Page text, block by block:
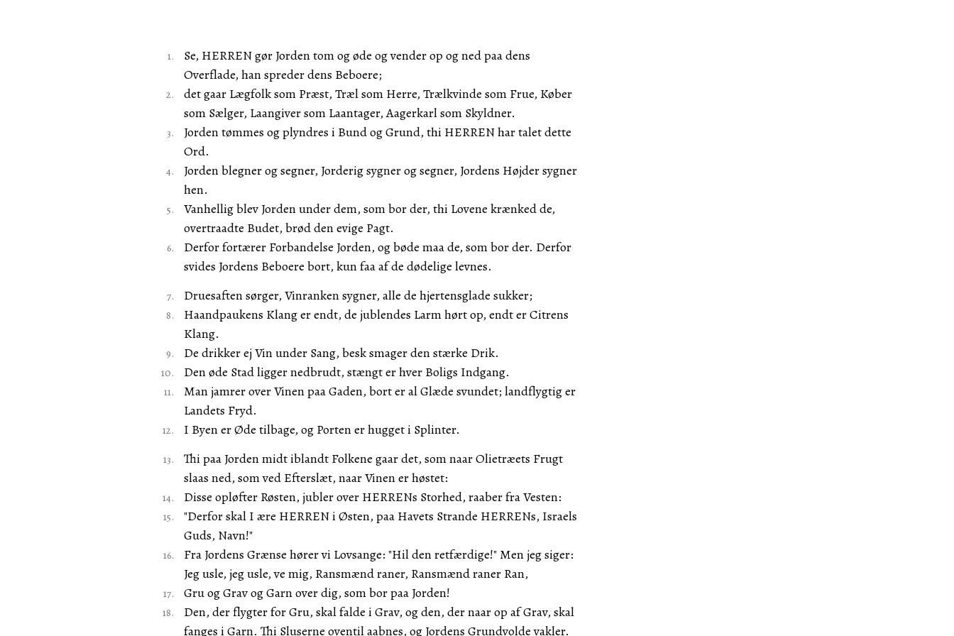
Se, HERREN gør Jorden tom og øde og vender op og ned paa dens
Overflade, han spreder dens Beboere;
det gaar Lægfolk som Præst, Træl som Herre, Trælkvinde som Frue, Køber
som Sælger, Laangiver som Laantager, Aagerkarl som Skyldner.
Jorden tømmes og plyndres i Bund og Grund, thi HERREN har talet dette
Ord.
Jorden blegner og segner, Jorderig sygner og segner, Jordens Højder sygner
hen.
Vanhellig blev Jorden under dem, som bor der, thi Lovene krænked de,
overtraadte Budet, brød den evige Pagt.
Derfor fortærer Forbandelse Jorden, og bøde maa de, som bor der. Derfor
svides Jordens Beboere bort, kun faa af de dødelige levnes.
Druesaften sørger, Vinranken sygner, alle de hjertensglade sukker;
Haandpaukens Klang er endt, de jublendes Larm hørt op, endt er Citrens
Klang.
De drikker ej Vin under Sang, besk smager den stærke Drik.
Den øde Stad ligger nedbrudt, stængt er hver Boligs Indgang.
Man jamrer over Vinen paa Gaden, bort er al Glæde svundet; landflygtig er
Landets Fryd.
I Byen er Øde tilbage, og Porten er hugget i Splinter.
Thi paa Jorden midt iblandt Folkene gaar det, som naar Olietræets Frugt
slaas ned, som ved Efterslæt, naar Vinen er høstet:
Disse opløfter Røsten, jubler over HERRENs Storhed, raaber fra Vesten:
"Derfor skal I ære HERREN i Østen, paa Havets Strande HERRENs, Israels
Guds, Navn!"
Fra Jordens Grænse hører vi Lovsange: "Hil den retfærdige!" Men jeg siger:
Jeg usle, jeg usle, ve mig, Ransmænd raner, Ransmænd raner Ran,
Gru og Grav og Garn over dig, som bor paa Jorden!
Den, der flygter for Gru, skal falde i Grav, og den, der naar op af Grav, skal
fanges i Garn. Thi Sluserne oventil aabnes, og Jordens Grundvolde vakler.